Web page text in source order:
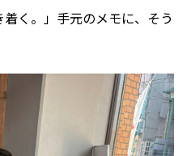
着く。」手元のメモに、そう